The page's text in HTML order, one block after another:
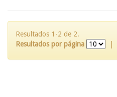
Resultados 1-2 de 2.
Resultados por página